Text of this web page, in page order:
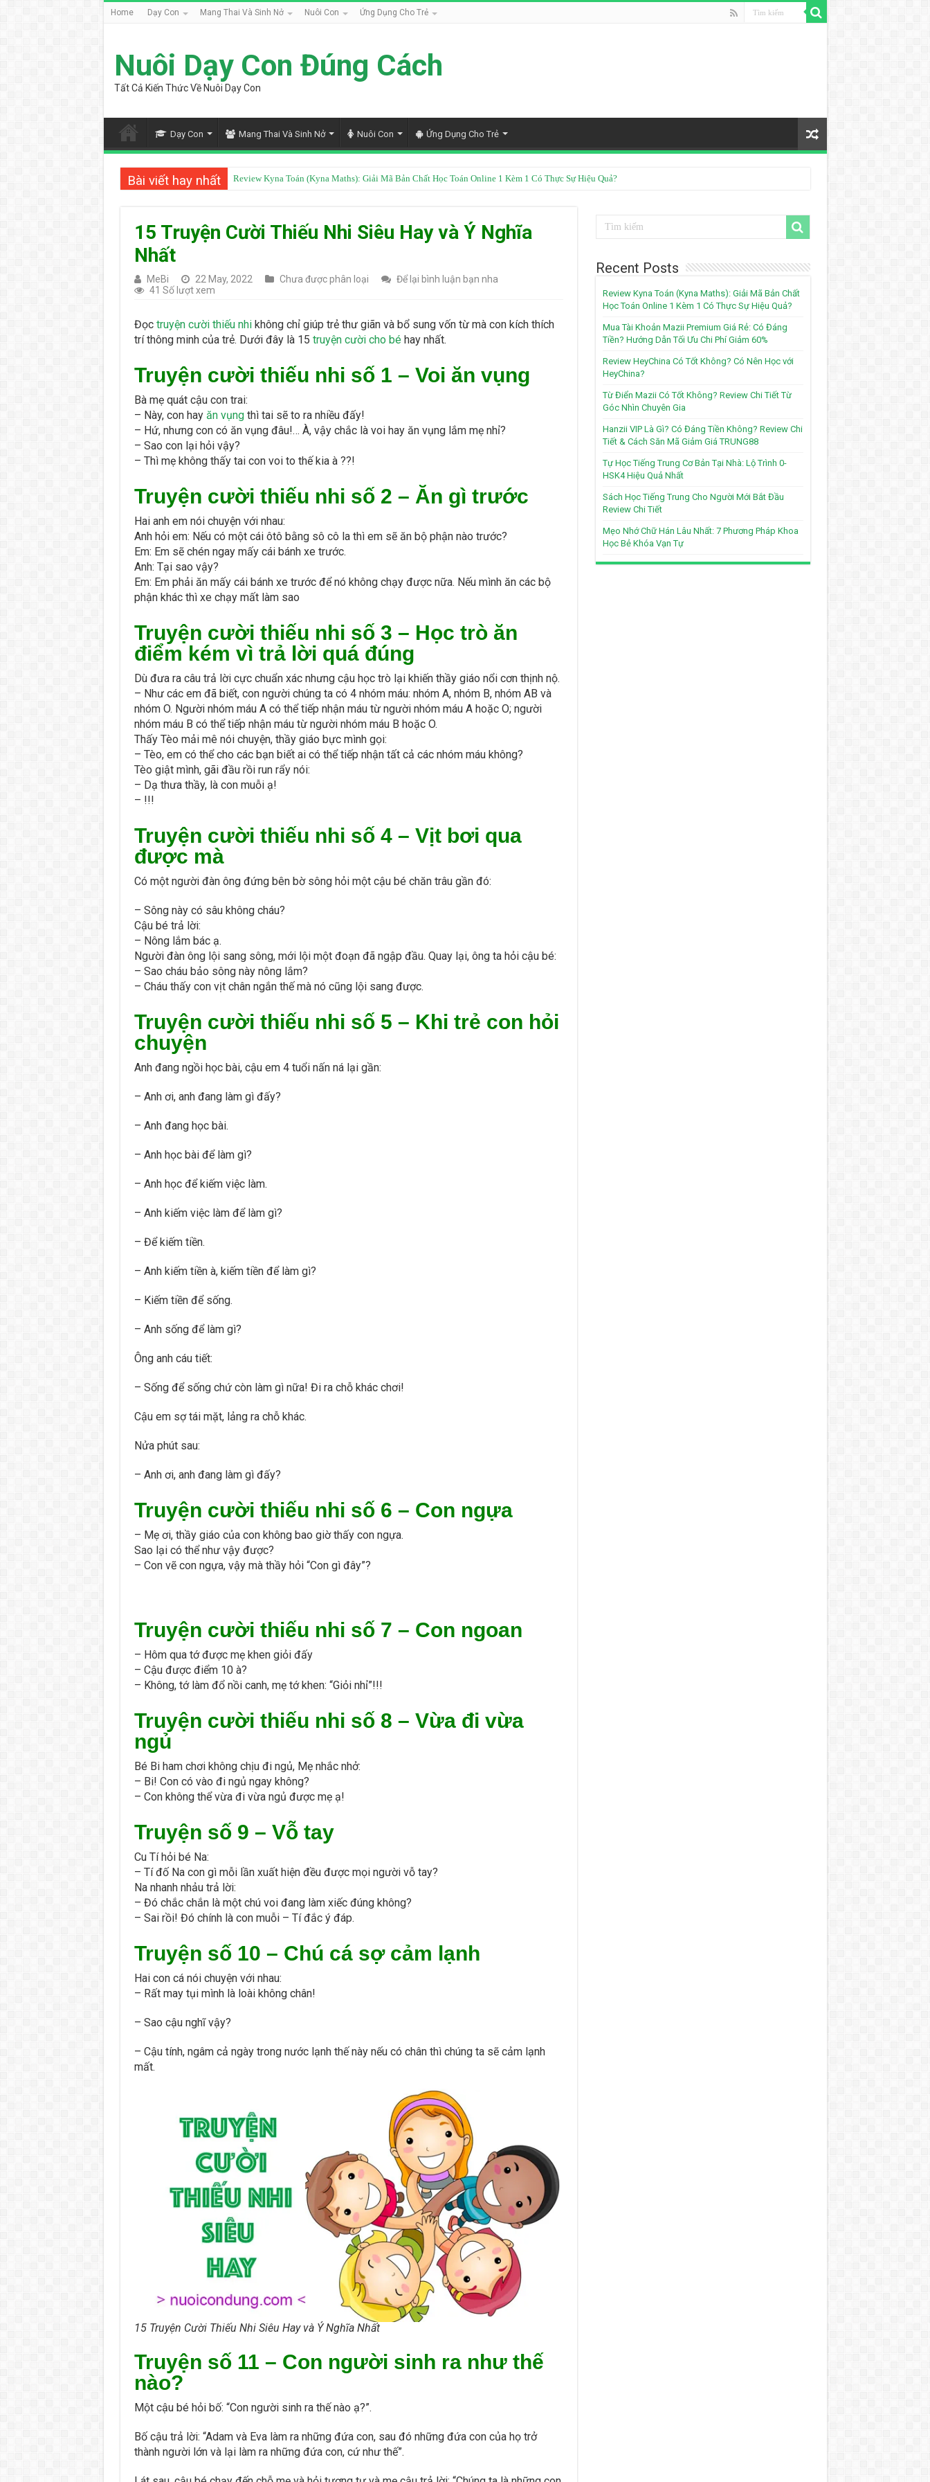
Home Dạy Con Mang Thai Và Sinh Nở Nuôi Con Ứng Dụng Cho Trẻ
Nuôi Dạy Con Đúng Cách
Tất Cả Kiến Thức Về Nuôi Dạy Con
Dạy Con Mang Thai Và Sinh Nở Nuôi Con Ứng Dụng Cho Trẻ
Bài viết hay nhất Review Kyna Toán (Kyna Maths): Giải Mã Bản Chất Học Toán Online 1 Kèm 1 Có Thực Sự Hiệu Quả?
15 Truyện Cười Thiếu Nhi Siêu Hay và Ý Nghĩa
Nhất
MeBi 22 May, 2022 Chưa được phân loại
Để lại bình luận bạn nha
41 Số lượt xem
Đọctruyện cười thiếu nhikhông chỉ giúp trẻ thư giãn và bổ sung vốn từ mà con kích thích
trí thông minh của trẻ. Dưới đây là 15 truyện cười cho béhay nhất.
Truyện cười thiếu nhi số 1 – Voi ăn vụng
Bà mẹ quát cậu con trai:
– Này, con hay ăn vụngthì tai sẽ to ra nhiều đấy!
– Hứ, nhưng con có ăn vụng đâu!… À, vậy chắc là voi hay ăn vụng lắm mẹ nhỉ?
– Sao con lại hỏi vậy?
– Thì mẹ không thấy tai con voi to thế kia à ??!
Truyện cười thiếu nhi số 2 – Ăn gì trước
Hai anh em nói chuyện với nhau:
Anh hỏi em: Nếu có một cái ôtô bằng sô cô la thì em sẽ ăn bộ phận nào trước?
Em: Em sẽ chén ngay mấy cái bánh xe trước.
Anh: Tại sao vậy?
Em: Em phải ăn mấy cái bánh xe trước để nó không chạy được nữa. Nếu mình ăn các bộ
phận khác thì xe chạy mất làm sao
Truyện cười thiếu nhi số 3 – Học trò ăn
điểm kém vì trả lời quá đúng
Dù đưa ra câu trả lời cực chuẩn xác nhưng cậu học trò lại khiến thầy giáo nổi cơn thịnh nộ.
– Như các em đã biết, con người chúng ta có 4 nhóm máu: nhóm A, nhóm B, nhóm AB và
nhóm O. Người nhóm máu A có thể tiếp nhận máu từ người nhóm máu A hoặc O; người
nhóm máu B có thể tiếp nhận máu từ người nhóm máu B hoặc O.
Thấy Tèo mải mê nói chuyện, thầy giáo bực mình gọi:
– Tèo, em có thể cho các bạn biết ai có thể tiếp nhận tất cả các nhóm máu không?
Tèo giật mình, gãi đầu rồi run rẩy nói:
– Dạ thưa thầy, là con muỗi ạ!
– !!!
Truyện cười thiếu nhi số 4 – Vịt bơi qua
được mà
Có một người đàn ông đứng bên bờ sông hỏi một cậu bé chăn trâu gần đó:
– Sông này có sâu không cháu?
Cậu bé trả lời:
– Nông lắm bác ạ.
Người đàn ông lội sang sông, mới lội một đoạn đã ngập đầu. Quay lại, ông ta hỏi cậu bé:
– Sao cháu bảo sông này nông lắm?
– Cháu thấy con vịt chân ngắn thế mà nó cũng lội sang được.
Truyện cười thiếu nhi số 5 – Khi trẻ con hỏi
chuyện
Anh đang ngồi học bài, cậu em 4 tuổi nấn ná lại gần:
– Anh ơi, anh đang làm gì đấy?
– Anh đang học bài.
– Anh học bài để làm gì?
– Anh học để kiếm việc làm.
– Anh kiếm việc làm để làm gì?
– Để kiếm tiền.
– Anh kiếm tiền à, kiếm tiền để làm gì?
– Kiếm tiền để sống.
– Anh sống để làm gì?
Ông anh cáu tiết:
– Sống để sống chứ còn làm gì nữa! Đi ra chỗ khác chơi!
Cậu em sợ tái mặt, lảng ra chỗ khác.
Nửa phút sau:
– Anh ơi, anh đang làm gì đấy?
Truyện cười thiếu nhi số 6 – Con ngựa
– Mẹ ơi, thầy giáo của con không bao giờ thấy con ngựa.
Sao lại có thể như vậy được?
– Con vẽ con ngựa, vậy mà thầy hỏi “Con gì đây”?
Truyện cười thiếu nhi số 7 – Con ngoan
– Hôm qua tớ được mẹ khen giỏi đấy
– Cậu được điểm 10 à?
– Không, tớ làm đổ nồi canh, mẹ tớ khen: “Giỏi nhỉ”!!!
Truyện cười thiếu nhi số 8 – Vừa đi vừa
ngủ
Bé Bi ham chơi không chịu đi ngủ, Mẹ nhắc nhở:
– Bi! Con có vào đi ngủ ngay không?
– Con không thể vừa đi vừa ngủ được mẹ ạ!
Truyện số 9 – Vỗ tay
Cu Tí hỏi bé Na:
– Tí đố Na con gì mỗi lần xuất hiện đều được mọi người vỗ tay?
Na nhanh nhảu trả lời:
– Đó chắc chắn là một chú voi đang làm xiếc đúng không?
– Sai rồi! Đó chính là con muỗi – Tí đắc ý đáp.
Truyện số 10 – Chú cá sợ cảm lạnh
Hai con cá nói chuyện với nhau:
– Rất may tụi mình là loài không chân!
– Sao cậu nghĩ vậy?
– Cậu tính, ngâm cả ngày trong nước lạnh thế này nếu có chân thì chúng ta sẽ cảm lạnh
mất.
15 Truyện Cười Thiếu Nhi Siêu Hay và Ý Nghĩa Nhất
Truyện số 11 – Con người sinh ra như thế
nào?
Một cậu bé hỏi bố: “Con người sinh ra thế nào ạ?”.
Bố cậu trả lời: “Adam và Eva làm ra những đứa con, sau đó những đứa con của họ trở
thành người lớn và lại làm ra những đứa con, cứ như thế”.
Recent Posts
Review Kyna Toán (Kyna Maths): Giải Mã Bản Chất
Học Toán Online 1 Kèm 1 Có Thực Sự Hiệu Quả?
Mua Tài Khoản Mazii Premium Giá Rẻ: Có Đáng
Tiền? Hướng Dẫn Tối Ưu Chi Phí Giảm 60%
Review HeyChina Có Tốt Không? Có Nên Học với
HeyChina?
Từ Điển Mazii Có Tốt Không? Review Chi Tiết Từ
Góc Nhìn Chuyên Gia
Hanzii VIP Là Gì? Có Đáng Tiền Không? Review Chi
Tiết & Cách Săn Mã Giảm Giá TRUNG88
Tự Học Tiếng Trung Cơ Bản Tại Nhà: Lộ Trình 0-
HSK4 Hiệu Quả Nhất
Sách Học Tiếng Trung Cho Người Mới Bắt Đầu
Review Chi Tiết
Mẹo Nhớ Chữ Hán Lâu Nhất: 7 Phương Pháp Khoa
Học Bẻ Khóa Vạn Tự